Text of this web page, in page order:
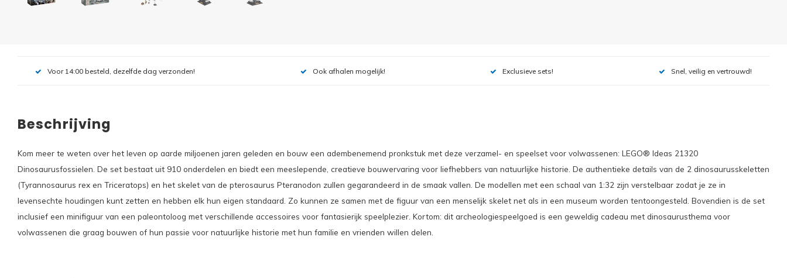
Voor 14:00 besteld, dezelfde dag verzonden! Ook afhalen mogelijk! Exclusieve sets! Snel, veilig en vertrouwd!
Beschrijving
Kom meer te weten over het leven op aarde miljoenen jaren geleden en bouw een adembenemend pronkstuk met deze verzamel- en speelset voor volwassenen: LEGO® Ideas 21320
Dinosaurusfossielen. De set bestaat uit 910 onderdelen en biedt een meeslepende, creatieve bouwervaring voor liefhebbers van natuurlijke historie. De authentieke details van de 2 dinosaurusskeletten
(Tyrannosaurus rex en Triceratops) en het skelet van de pterosaurus Pteranodon zullen gegarandeerd in de smaak vallen. De modellen met een schaal van 1:32 zijn verstelbaar zodat je ze in
levensechte houdingen kunt zetten en hebben elk hun eigen standaard. Zo kunnen ze samen met de figuur van een menselijk skelet net als in een museum worden tentoongesteld. Bovendien is de set
inclusief een minifiguur van een paleontoloog met verschillende accessoires voor fantasierijk speelplezier. Kortom: dit archeologiespeelgoed is een geweldig cadeau met dinosaurusthema voor
volwassenen die graag bouwen of hun passie voor natuurlijke historie met hun familie en vrienden willen delen.